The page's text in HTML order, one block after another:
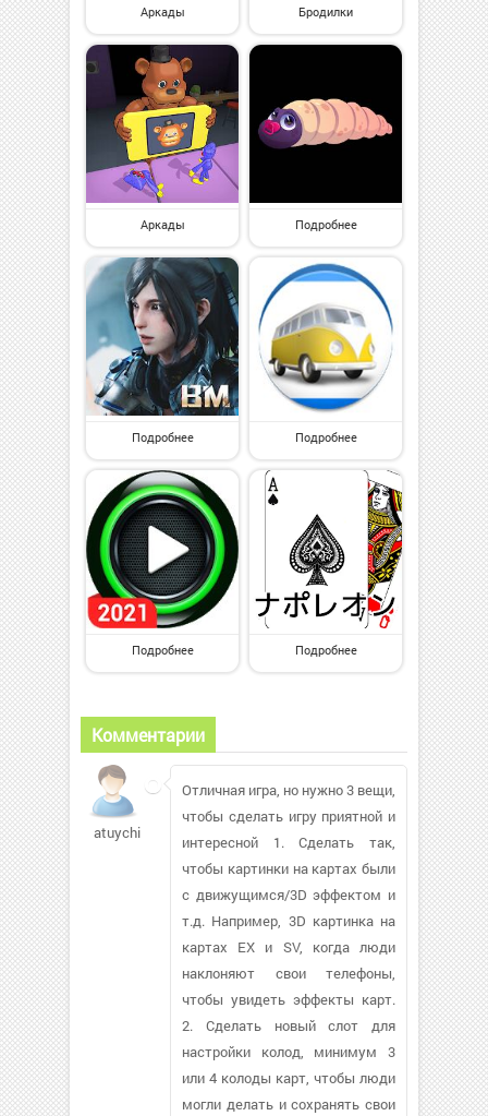
Аркады Бродилки
Аркады Подробнее
Подробнее Подробнее
Подробнее Подробнее
Комментарии
atuychiev66
Отличная игра, но нужно 3 вещи,
чтобы сделать игру приятной и
интересной 1. Сделать так,
чтобы картинки на картах были
с движущимся/3D эффектом и
т.д. Например, 3D картинка на
картах EX и SV, когда люди
наклоняют свои телефоны,
чтобы увидеть эффекты карт.
2. Сделать новый слот для
настройки колод, минимум 3
или 4 колоды карт, чтобы люди
могли делать и сохранять свои